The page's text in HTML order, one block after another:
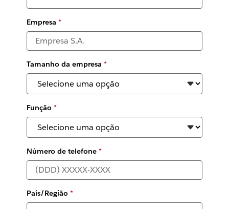
Empresa *
Tamanho da empresa *
Função*
Número de telefone*
País/Região*